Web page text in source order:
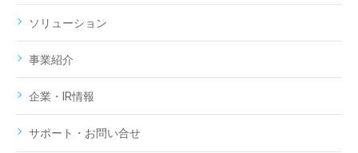
ソリューション
事業紹介
企業・IR情報
サポート・お問い合せ